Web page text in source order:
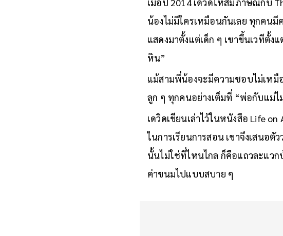
เมื่อปี 2014 เดวิดให้สัมภาษณ์กับ
น้องไม่มีใครเหมือนกันเลย ทุกคนมี
แสดงมาตั้งแต่เด็ก ๆ เขาขึ้นเวทีตั้
หิน”
แม้สามพี่น้องจะมีความชอบไม่เห
ลูก ๆ ทุกคนอย่างเต็มที่ “พ่อกับแม่
เดวิดเขียนเล่าไว้ในหนังสือ Life
ในการเรียนการสอน เขาจึงเสนอ
นั้นไม่ใช่ที่ไหนไกล ก็คือแถวละแวก